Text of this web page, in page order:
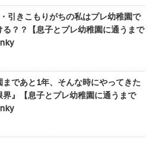
引きこもりがちの私はプレ幼稚園で
る？？【息子とプレ幼稚園に通うまで
まであと1年、そんな時にやってきた
界』【息子とプレ幼稚園に通うまで